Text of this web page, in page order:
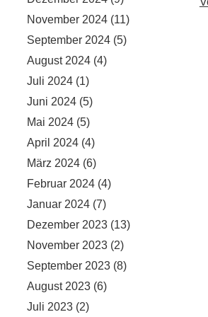
November 2024 (11)
September 2024 (5)
August 2024 (4)
Juli 2024 (1)
Juni 2024 (5)
Mai 2024 (5)
April 2024 (4)
März 2024 (6)
Februar 2024 (4)
Januar 2024 (7)
Dezember 2023 (13)
November 2023 (2)
September 2023 (8)
August 2023 (6)
Juli 2023 (2)